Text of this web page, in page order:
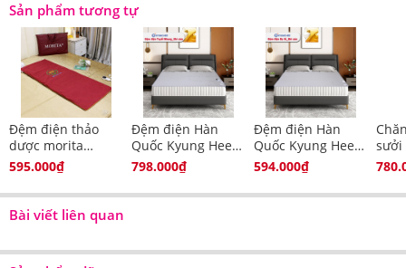
Sản phẩm tương tự
Đệm điện thảo
dược morita
(60x150cm)
595.000₫
Đệm điện Hàn
Quốc Kyung Hee
tuyết nhung
798.000₫
Đệm điện Hàn
Quốc Kyung Hee
dạ nỉ màu ghi
594.000₫
sưởi
Bài viết liên quan